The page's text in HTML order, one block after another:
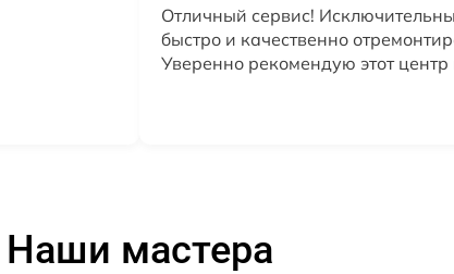
Отличный сервис!
быстро и качественно
Уверенно рекомендую этот центр
Наши мастера